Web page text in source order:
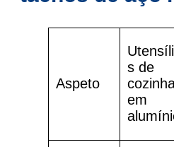
Aspeto
s de
em